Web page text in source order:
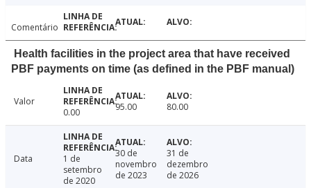
Comentário
Health facilities in the project area that have received
PBF payments on time (as defined in the PBF manual)
Valor
0.00
95.00 80.00
Data
1 de
setembro
de 2020
30 de
novembro
de 2023
31 de
dezembro
de 2026